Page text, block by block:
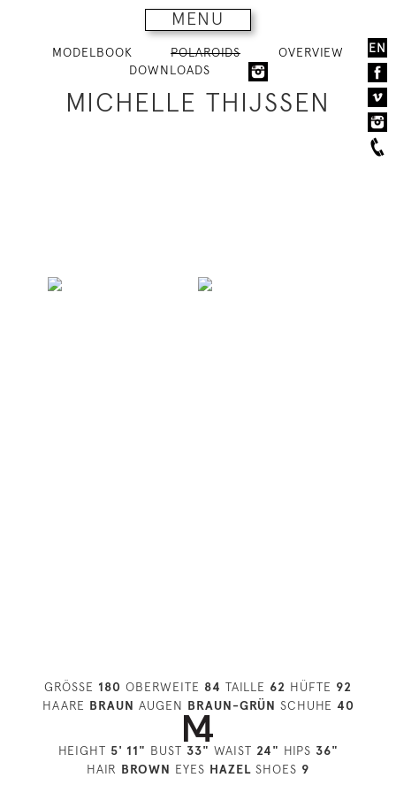
MENU
EN
MODELBOOK POLAROIDS
OVERVIEW
DOWNLOADS
MICHELLE THIJSSEN
GRÖSSE 180 OBERWEITE 84 TAILLE 62 HÜFTE 92
HAARE BRAUN AUGEN BRAUN-GRÜN SCHUHE 40
HEIGHT 5' 11" BUST 33" WAIST 24" HIPS 36"
HAIR BROWN EYES HAZEL SHOES 9